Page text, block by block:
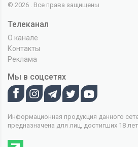
© 2026 . Все права защищены
Телеканал
О канале
Контакты
Реклама
Мы в соцсетях
Информационная продукция данного
предназначена для лиц, достигших 18